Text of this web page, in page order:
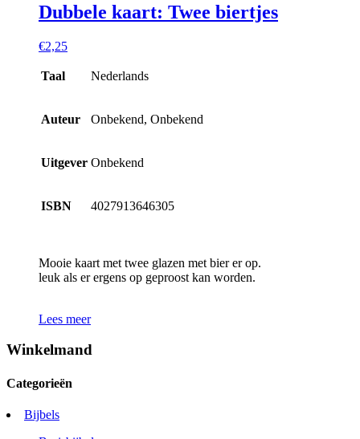
Dubbele kaart: Twee biertjes
€2,25
Taal Nederlands
Auteur Onbekend, Onbekend
Uitgever Onbekend
ISBN 4027913646305
Mooie kaart met twee glazen met bier er op.
leuk als er ergens op geproost kan worden.
Lees meer
Winkelmand
Categorieën
Bijbels